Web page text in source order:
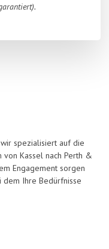
spezialisiert auf die
von Kassel nach Perth &
Engagement sorgen
dem Ihre Bedürfnisse